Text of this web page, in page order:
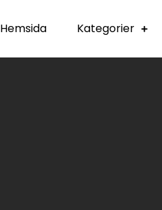
Hemsida Kategorier